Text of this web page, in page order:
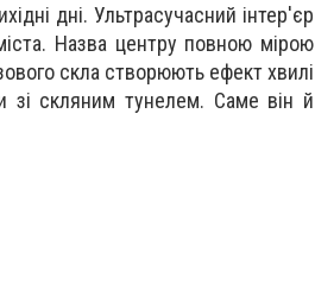
дні. Ультрасучасний інтер'єр
Назва центру повною мірою
скла створюють ефект хвилі
зі скляним тунелем. Саме він й